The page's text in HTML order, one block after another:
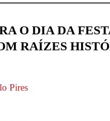
O DIA DA
RAÍZES
Pires